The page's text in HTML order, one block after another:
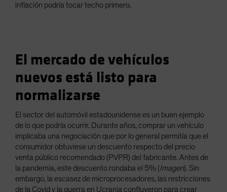
inflación podría tocar techo primero.
El mercado de vehículos
nuevos está listo para
normalizarse
El sector del automóvil estadounidense es un buen ejemplo
de lo que podría ocurrir. Durante años, comprar un vehículo
implicaba una negociación que por lo general permitía que el
consumidor obtuviese un descuento respecto del precio
venta público recomendado (PVPR) del fabricante. Antes de
la pandemia, este descuento rondaba el 5% (Imagen). Sin
embargo, la escasez de microprocesadores, las restricciones
de la Covid y la guerra en Ucrania confluyeron para crear